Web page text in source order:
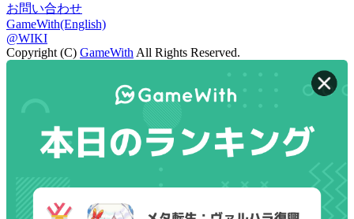
お問い合わせ
GameWith(English)
@WIKI
Copyright (C) GameWith All Rights Reserved.